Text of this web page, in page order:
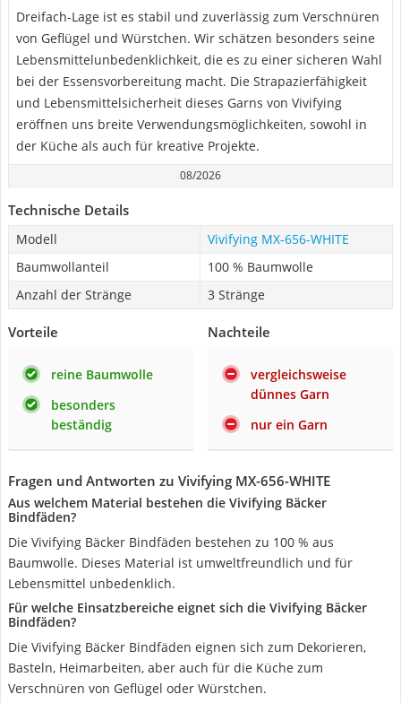
Dreifach-Lage ist es stabil und zuverlässig zum Verschnüren
von Geflügel und Würstchen. Wir schätzen besonders seine
Lebensmittelunbedenklichkeit, die es zu einer sicheren Wahl
bei der Essensvorbereitung macht. Die Strapazierfähigkeit
und Lebensmittelsicherheit dieses Garns von Vivifying
eröffnen uns breite Verwendungsmöglichkeiten, sowohl in
der Küche als auch für kreative Projekte.
08/2026
Technische Details
Modell
Vivifying MX-656-WHITE
Baumwollanteil
100 % Baumwolle
Anzahl der Stränge
3 Stränge
Vorteile
reine Baumwolle
besonders
beständig
Nachteile
vergleichsweise
dünnes Garn
nur ein Garn
Fragen und Antworten zu Vivifying MX-656-WHITE
Aus welchem Material bestehen die Vivifying Bäcker
Bindfäden?
Die Vivifying Bäcker Bindfäden bestehen zu 100 % aus
Baumwolle. Dieses Material ist umweltfreundlich und für
Lebensmittel unbedenklich.
Für welche Einsatzbereiche eignet sich die Vivifying Bäcker
Bindfäden?
Die Vivifying Bäcker Bindfäden eignen sich zum Dekorieren,
Basteln, Heimarbeiten, aber auch für die Küche zum
Verschnüren von Geflügel oder Würstchen.